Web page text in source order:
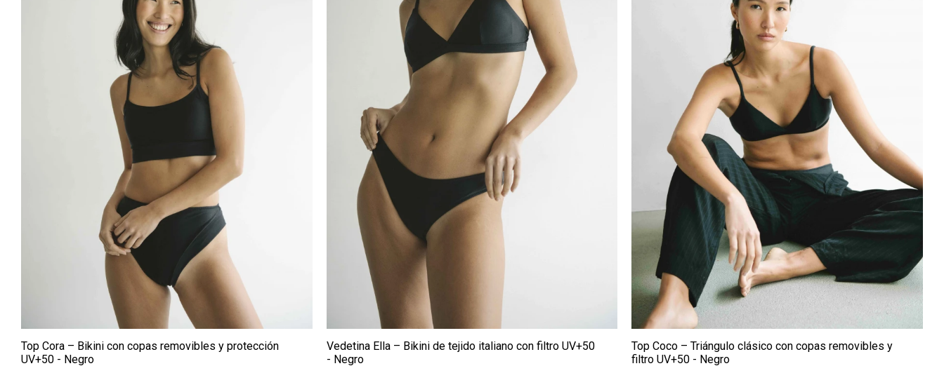
Top Cora – Bikini con copas removibles y protección
UV+50 - Negro
Vedetina Ella – Bikini de tejido italiano con filtro UV+50
- Negro
Top Coco – Triángulo clásico con copas removibles y
filtro UV+50 - Negro